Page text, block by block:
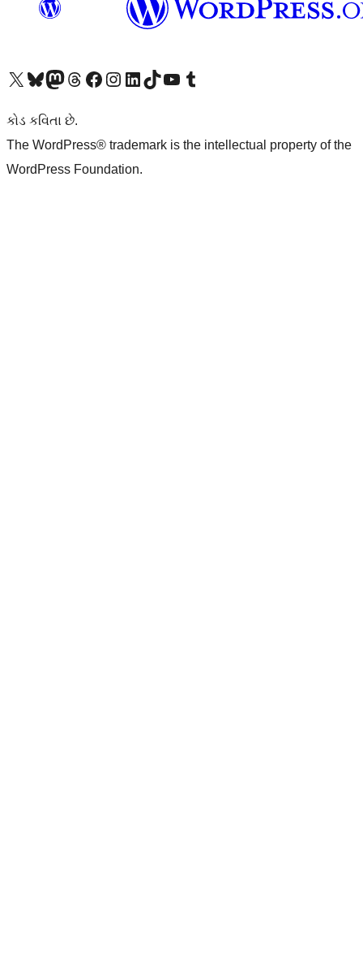
અમારા X (અગાઉ ટ્વિટર) એકાઉન્ટની મુલાકાત લોઅમારા Bluesky એકાઉન્ટની મુલાકાત લોઅમારા માસ્ટોડોન એકાઉન્ટની મુલાકાત લોઅમારા Threads એકાઉન્ટની મુલાકાત લો અમારા ફેસબુક પેજની મુલાકાત લોઅમારા ઇન્સ્ટાગ્રામ એકાઉન્ટની મુલાકાત લો અમારા LinkedIn એકાઉન્ટની મુલાકાત લોઅમારા TikTok એકાઉન્ટની મુલાકાત લોઅમારી YouTube ચેનલની મુલાકાત લો અમારા Tumblr એકાઉન્ટની મુલાકાત લો
કોડ કવિતા છે.
The WordPress® trademark is the intellectual property of the
WordPress Foundation.